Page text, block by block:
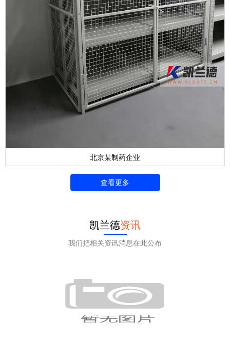
北京某制药企业
查看更多
凯兰德资讯
我们把相关资讯消息在此公布